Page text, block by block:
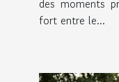
des moments
fort entre le...